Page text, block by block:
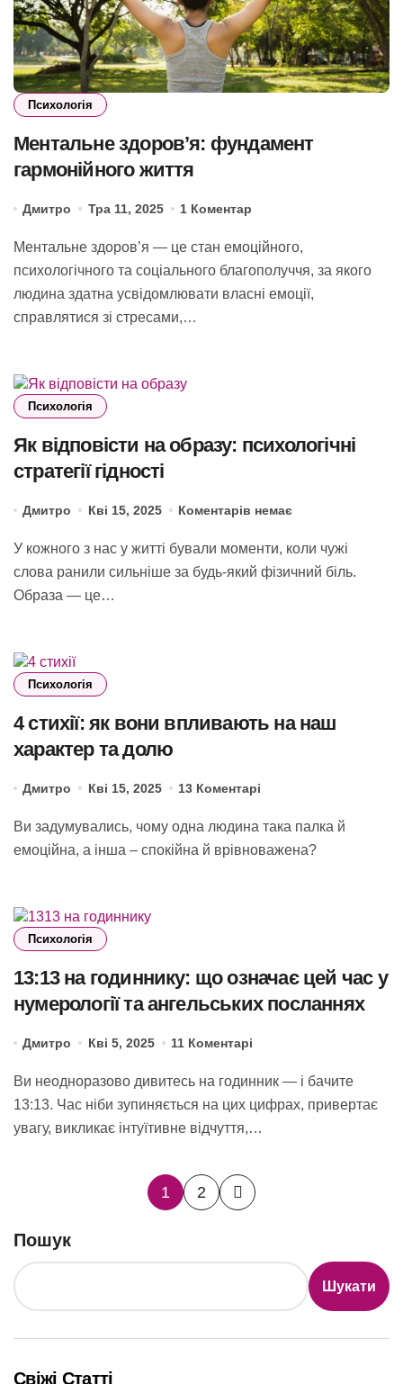
Психологія
Ментальне здоров’я: фундамент
гармонійного життя
Дмитро Тра 11, 2025 1 Коментар
Ментальне здоров’я — це стан емоційного,
психологічного та соціального благополуччя, за якого
людина здатна усвідомлювати власні емоції,
справлятися зі стресами,…
Психологія
Як відповісти на образу: психологічні
стратегії гідності
Дмитро Кві 15, 2025 Коментарів немає
У кожного з нас у житті бували моменти, коли чужі
слова ранили сильніше за будь-який фізичний біль.
Образа — це…
Психологія
4 стихії: як вони впливають на наш
характер та долю
Дмитро Кві 15, 2025 13 Коментарі
Ви задумувались, чому одна людина така палка й
емоційна, а інша – спокійна й врівноважена?
Психологія
13:13 на годиннику: що означає цей час у
нумерології та ангельських посланнях
Дмитро Кві 5, 2025 11 Коментарі
Ви неодноразово дивитесь на годинник — і бачите
13:13. Час ніби зупиняється на цих цифрах, привертає
увагу, викликає інтуїтивне відчуття,…
Пагінація
1 2
Пошук
Шукати
Свіжі Статті